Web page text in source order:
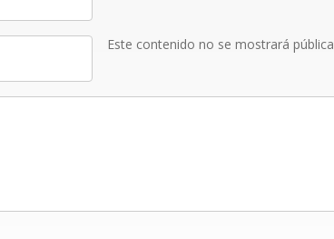
Este contenido no se mostrará